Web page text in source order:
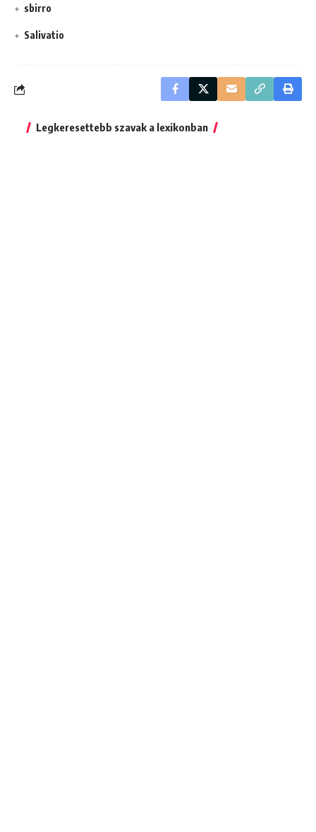
sbirro
Salivatio
Legkeresettebb szavak a lexikonban